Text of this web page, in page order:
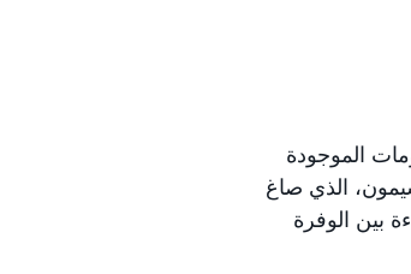
الموجودة
سيمون، الذي صاغ
بين الوفرة